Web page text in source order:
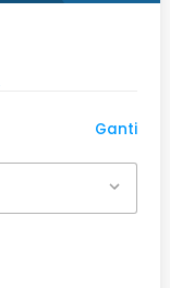
Ganti